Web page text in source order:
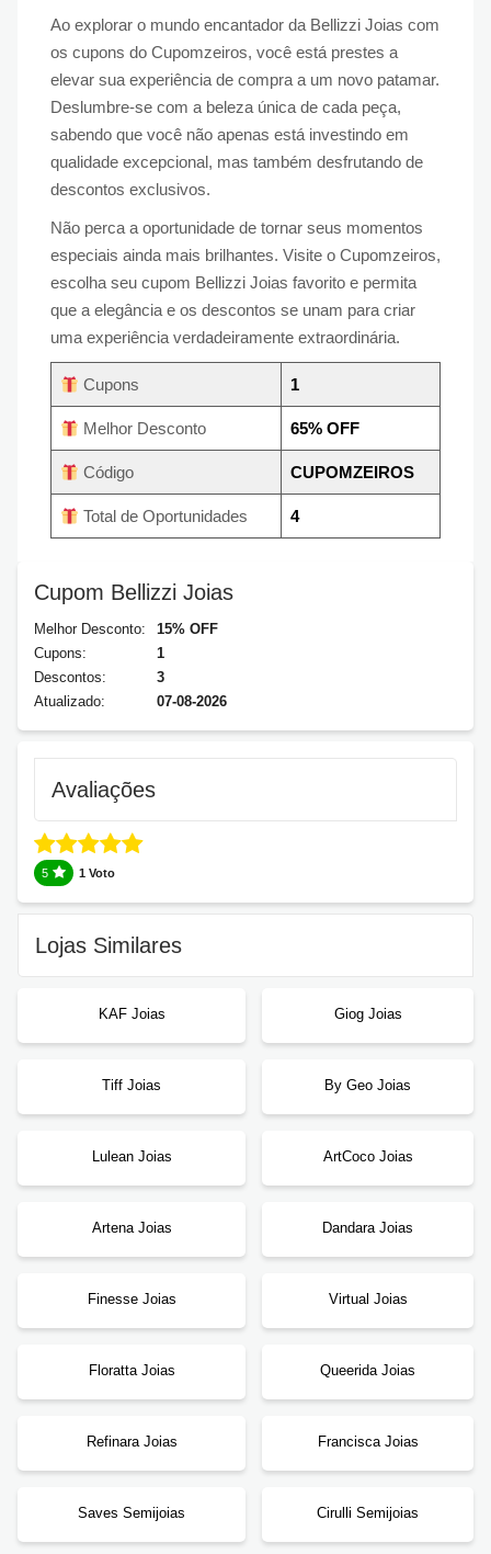
Ao explorar o mundo encantador da Bellizzi Joias com
os cupons do Cupomzeiros, você está prestes a
elevar sua experiência de compra a um novo patamar.
Deslumbre-se com a beleza única de cada peça,
sabendo que você não apenas está investindo em
qualidade excepcional, mas também desfrutando de
descontos exclusivos.
Não perca a oportunidade de tornar seus momentos
especiais ainda mais brilhantes. Visite o Cupomzeiros,
escolha seu cupom Bellizzi Joias favorito e permita
que a elegância e os descontos se unam para criar
uma experiência verdadeiramente extraordinária.
Cupons 1
Melhor Desconto 65% OFF
Código CUPOMZEIROS
Total de Oportunidades 4
Cupom Bellizzi Joias
Melhor Desconto:
15% OFF
Cupons:
1
Descontos:
3
Atualizado:
07-08-2026
Avaliações
5 1 Voto
Lojas Similares
KAF Joias Giog Joias
Tiff Joias By Geo Joias
Lulean Joias ArtCoco Joias
Artena Joias Dandara Joias
Finesse Joias Virtual Joias
Floratta Joias Queerida Joias
Refinara Joias Francisca Joias
Saves Semijoias Cirulli Semijoias